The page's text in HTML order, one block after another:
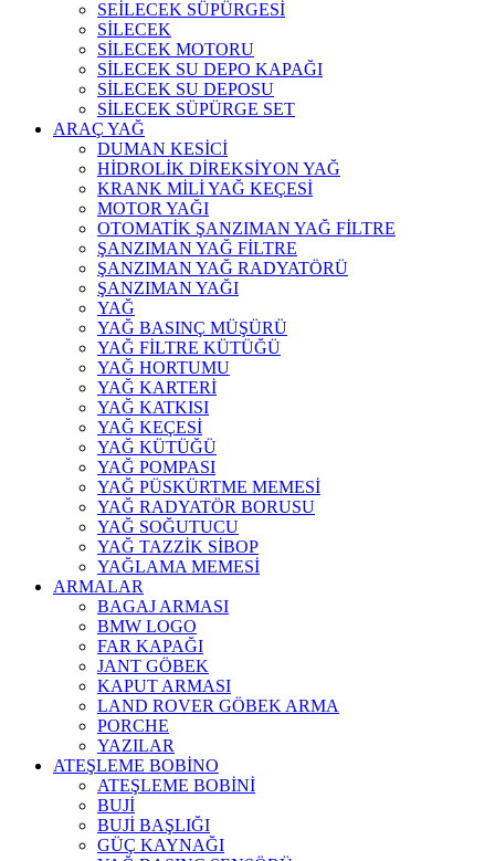
SEİLECEK SÜPÜRGESİ
SİLECEK
SİLECEK MOTORU
SİLECEK SU DEPO KAPAĞI
SİLECEK SU DEPOSU
SİLECEK SÜPÜRGE SET
ARAÇ YAĞ
DUMAN KESİCİ
HİDROLİK DİREKSİYON YAĞ
KRANK MİLİ YAĞ KEÇESİ
MOTOR YAĞI
OTOMATİK ŞANZIMAN YAĞ FİLTRE
ŞANZIMAN YAĞ FİLTRE
ŞANZIMAN YAĞ RADYATÖRÜ
ŞANZIMAN YAĞI
YAĞ
YAĞ BASINÇ MÜŞÜRÜ
YAĞ FİLTRE KÜTÜĞÜ
YAĞ HORTUMU
YAĞ KARTERİ
YAĞ KATKISI
YAĞ KEÇESİ
YAĞ KÜTÜĞÜ
YAĞ POMPASI
YAĞ PÜSKÜRTME MEMESİ
YAĞ RADYATÖR BORUSU
YAĞ SOĞUTUCU
YAĞ TAZZİK SİBOP
YAĞLAMA MEMESİ
ARMALAR
BAGAJ ARMASI
BMW LOGO
FAR KAPAĞI
JANT GÖBEK
KAPUT ARMASI
LAND ROVER GÖBEK ARMA
PORCHE
YAZILAR
ATEŞLEME BOBİNO
ATEŞLEME BOBİNİ
BUJİ
BUJİ BAŞLIĞI
GÜÇ KAYNAĞI